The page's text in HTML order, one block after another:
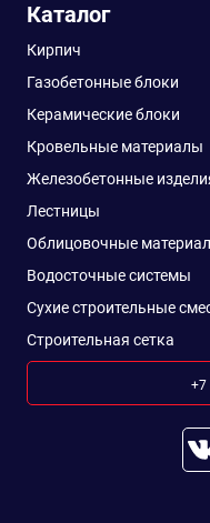
Каталог
Кирпич
Газобетонные блоки
Керамические блоки
Кровельные материалы
Железобетонные
Лестницы
Облицовочные
Водосточные системы
Сухие строительные
Строительная сетка
+7